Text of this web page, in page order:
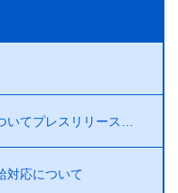
リリースを行いました！
対応について